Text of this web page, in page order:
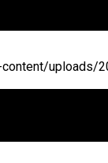
uploads/